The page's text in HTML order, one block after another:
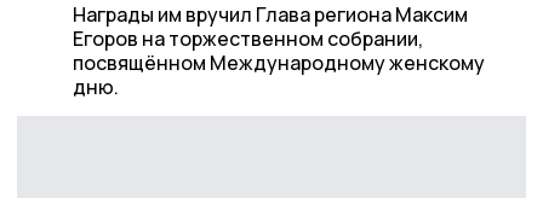
Награды им вручил Глава региона Максим
Егоров на торжественном собрании,
посвящённом Международному женскому
дню.